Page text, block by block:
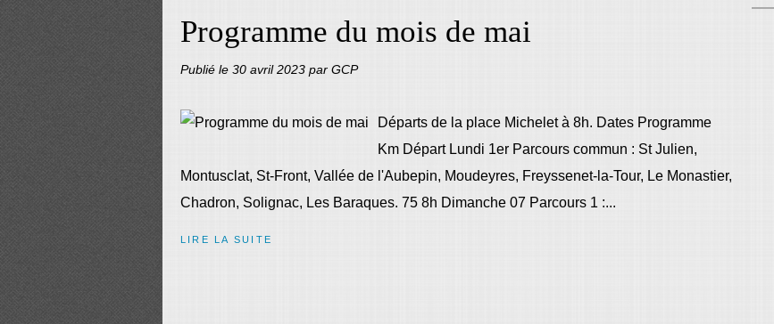
Programme du mois de mai
Publié le 30 avril 2023 par GCP
Départs de la place Michelet à 8h. Dates Programme
Km Départ Lundi 1er Parcours commun : St Julien,
Montusclat, St-Front, Vallée de l'Aubepin, Moudeyres, Freyssenet-la-Tour, Le Monastier,
Chadron, Solignac, Les Baraques. 75 8h Dimanche 07 Parcours 1 :...
LIRE LA SUITE